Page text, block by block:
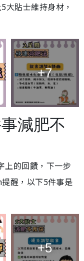
大貼士維持身材，
+7
減肥不
上的回饋，下一步
醒，以下5件事是
+5